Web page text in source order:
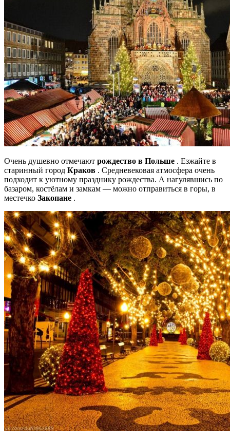
Очень душевно отмечают рождество в Польше . Езжайте в
старинный город Краков . Средневековая атмосфера очень
подходит к уютному празднику рождества. А нагулявшись по
базаром, костёлам и замкам — можно отправиться в горы, в
местечко Закопане .